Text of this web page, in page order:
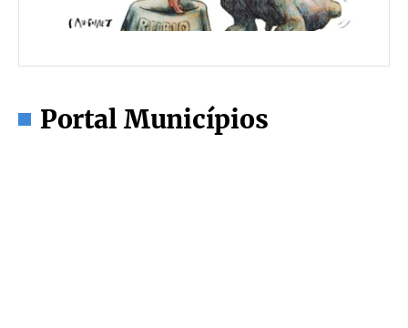
Portal Municípios